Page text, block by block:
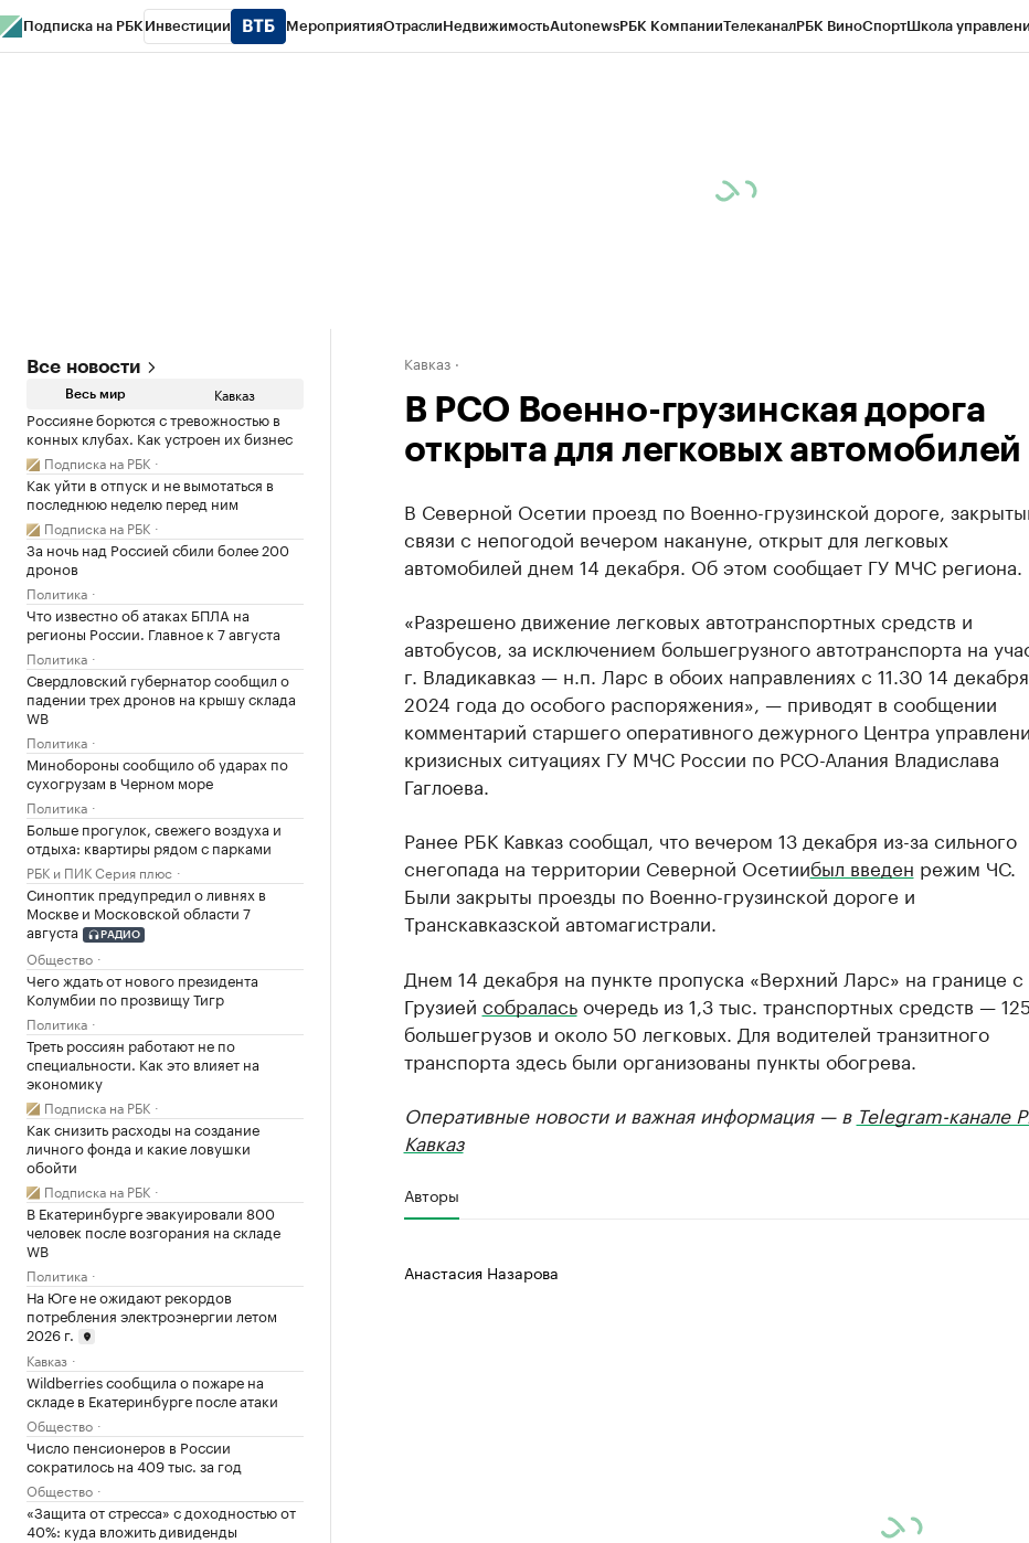
Подписка на РБК Инвестиции МероприятияОтраслиНедвижимостьAutonewsРБК КомпанииТелеканалРБК ВиноСпортШкола
Все новости
Весь мир Кавказ
Россияне борются с тревожностью в
конных клубах. Как устроен их бизнес
Подписка на РБК
Как уйти в отпуск и не вымотаться в
последнюю неделю перед ним
Подписка на РБК
За ночь над Россией сбили более 200
дронов
Политика
Что известно об атаках БПЛА на
регионы России. Главное к 7 августа
Политика
Свердловский губернатор сообщил о
падении трех дронов на крышу склада
WB
Политика
Минобороны сообщило об ударах по
сухогрузам в Черном море
Политика
Больше прогулок, свежего воздуха и
отдыха: квартиры рядом с парками
РБК и ПИК Серия плюс
Синоптик предупредил о ливнях в
Москве и Московской области 7
августа
РАДИО
Общество
Чего ждать от нового президента
Колумбии по прозвищу Тигр
Политика
Треть россиян работают не по
специальности. Как это влияет на
экономику
Подписка на РБК
Как снизить расходы на создание
личного фонда и какие ловушки
обойти
Подписка на РБК
В Екатеринбурге эвакуировали 800
человек после возгорания на складе
WB
Политика
На Юге не ожидают рекордов
потребления электроэнергии летом
2026 г.
Кавказ
Wildberries сообщила о пожаре на
складе в Екатеринбурге после атаки
Общество
Число пенсионеров в России
сократилось на 409 тыс. за год
Общество
«Защита от стресса» с доходностью от
40%: куда вложить дивиденды
Кавказ
В РСО Военно-грузинская дорога
открыта для легковых автомобилей
В Северной Осетии проезд по Военно-грузинской дороге,
связи с непогодой вечером накануне, открыт для легковых
автомобилей днем 14 декабря. Об этом сообщает ГУ МЧС региона.
«Разрешено движение легковых автотранспортных средств и
автобусов, за исключением большегрузного автотранспорта на
г. Владикавказ — н.п. Ларс в обоих направлениях с 11.30 14 декабря
2024 года до особого распоряжения», — приводят в сообщении
комментарий старшего оперативного дежурного Центра
кризисных ситуациях ГУ МЧС России по РСО-Алания Владислава
Гаглоева.
Ранее РБК Кавказ сообщал, что вечером 13 декабря из-за сильного
снегопада на территории Северной Осетиибыл введен режим ЧС.
Были закрыты проезды по Военно-грузинской дороге и
Транскавказской автомагистрали.
Днем 14 декабря на пункте пропуска «Верхний Ларс» на границе с
Грузией собраласьочередь из 1,3 тыс. транспортных средств —
большегрузов и около 50 легковых. Для водителей транзитного
транспорта здесь были организованы пункты обогрева.
Оперативные новости и важная информация — в Telegram-канале
Кавказ
Авторы
Анастасия Назарова